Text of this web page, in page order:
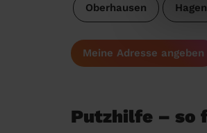
Oberhausen Hagen
Meine Adresse angeben
Putzhilfe – so